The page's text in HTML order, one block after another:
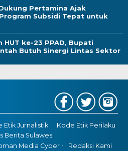
Pertamina Ajak
Subsidi Tepat untuk
HUT ke-23 PPAD, Bupati
Butuh Sinergi Lintas Sektor
Etik Jurnalistik
Kode Etik Perilaku
Berita Sulawesi
Media Cyber
Redaksi Kami